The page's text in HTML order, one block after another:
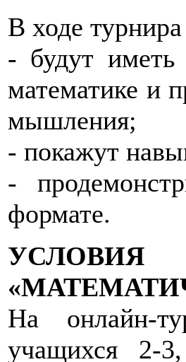
В ходе
- будут иметь
математике и
мышления;
- покажут
-
формате.
На онлайн-
учащихся 2-